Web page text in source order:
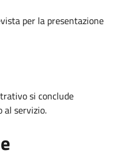
per la presentazione
si conclude
al servizio.